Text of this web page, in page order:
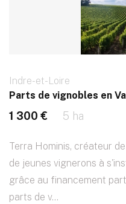
Indre-et-Loire
Parts de vignobles en
1 300 € 5 ha
Terra Hominis, créateur
de jeunes vignerons à
grâce au financement
parts de v...